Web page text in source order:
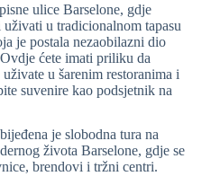
ulice Barselone, gdje
u tradicionalnom tapasu
je postala nezaobilazni dio
ćete imati priliku da
u šarenim restoranima i
suvenire kao podsjetnik na
je slobodna tura na
života Barselone, gdje se
brendovi i tržni centri.